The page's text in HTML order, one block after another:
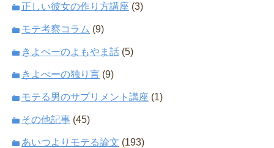
正しい彼女の作り方講座 (3)
モテ考察コラム (9)
きよぺーのよもやま話 (5)
きよぺーの独り言 (9)
モテる男のサプリメント講座 (1)
その他記事 (45)
あいつよりモテる論文 (193)